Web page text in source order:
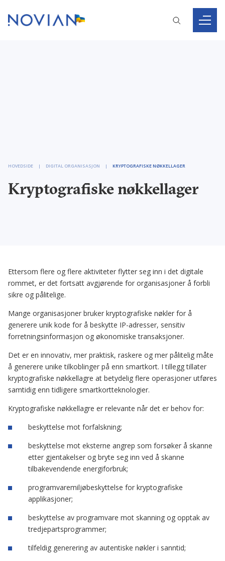
HOVEDSIDE DIGITAL ORGANISASJON KRYPTOGRAFISKE NØKKELLAGER
Kryptografiske nøkkellager
Ettersom flere og flere aktiviteter flytter seg inn i det digitale
rommet, er det fortsatt avgjørende for organisasjoner å forbli
sikre og pålitelige.
Mange organisasjoner bruker kryptografiske nøkler for å
generere unik kode for å beskytte IP-adresser, sensitiv
forretningsinformasjon og økonomiske transaksjoner.
Det er en innovativ, mer praktisk, raskere og mer pålitelig måte
å generere unike tilkoblinger på enn smartkort. I tillegg tillater
kryptografiske nøkkellagre at betydelig flere operasjoner utføres
samtidig enn tidligere smartkortteknologier.
Kryptografiske nøkkellagre er relevante når det er behov for:
beskyttelse mot forfalskning;
beskyttelse mot eksterne angrep som forsøker å skanne
etter gjentakelser og bryte seg inn ved å skanne
tilbakevendende energiforbruk;
programvaremiljøbeskyttelse for kryptografiske
applikasjoner;
beskyttelse av programvare mot skanning og opptak av
tredjepartsprogrammer;
tilfeldig generering av autentiske nøkler i sanntid;